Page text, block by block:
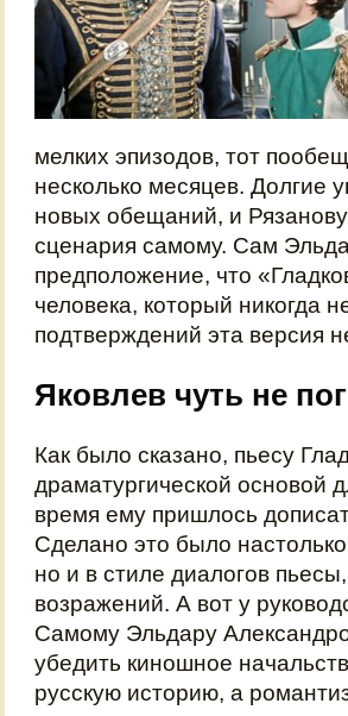
мелких эпизодов, тот
несколько месяцев. Долгие
новых обещаний, и
сценария самому. Сам
предположение, что
человека, который никогда
подтверждений эта версия
Яковлев чуть не
Как было сказано, пьесу
драматургической основой
время ему пришлось
Сделано это было настолько
но и в стиле диалогов
возражений. А вот у
Самому Эльдару
убедить киношное
русскую историю, а